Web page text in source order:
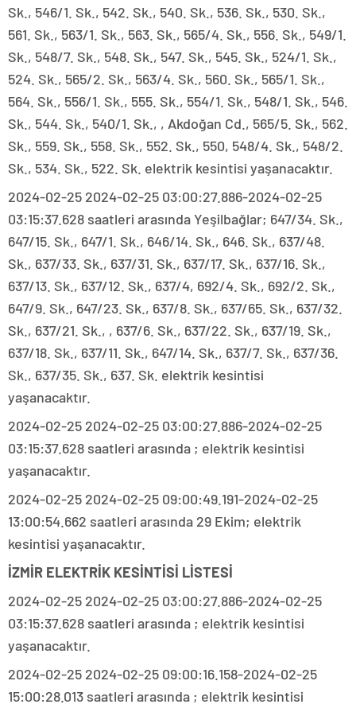
Sk., 546/1. Sk., 542. Sk., 540. Sk., 536. Sk., 530. Sk.,
561. Sk., 563/1. Sk., 563. Sk., 565/4. Sk., 556. Sk., 549/1.
Sk., 548/7. Sk., 548. Sk., 547. Sk., 545. Sk., 524/1. Sk.,
524. Sk., 565/2. Sk., 563/4. Sk., 560. Sk., 565/1. Sk.,
564. Sk., 556/1. Sk., 555. Sk., 554/1. Sk., 548/1. Sk., 546.
Sk., 544. Sk., 540/1. Sk., , Akdoğan Cd., 565/5. Sk., 562.
Sk., 559. Sk., 558. Sk., 552. Sk., 550, 548/4. Sk., 548/2.
Sk., 534. Sk., 522. Sk. elektrik kesintisi yaşanacaktır.
2024-02-25 2024-02-25 03:00:27.886-2024-02-25
03:15:37.628 saatleri arasında Yeşilbağlar; 647/34. Sk.,
647/15. Sk., 647/1. Sk., 646/14. Sk., 646. Sk., 637/48.
Sk., 637/33. Sk., 637/31. Sk., 637/17. Sk., 637/16. Sk.,
637/13. Sk., 637/12. Sk., 637/4, 692/4. Sk., 692/2. Sk.,
647/9. Sk., 647/23. Sk., 637/8. Sk., 637/65. Sk., 637/32.
Sk., 637/21. Sk., , 637/6. Sk., 637/22. Sk., 637/19. Sk.,
637/18. Sk., 637/11. Sk., 647/14. Sk., 637/7. Sk., 637/36.
Sk., 637/35. Sk., 637. Sk. elektrik kesintisi
yaşanacaktır.
2024-02-25 2024-02-25 03:00:27.886-2024-02-25
03:15:37.628 saatleri arasında ; elektrik kesintisi
yaşanacaktır.
2024-02-25 2024-02-25 09:00:49.191-2024-02-25
13:00:54.662 saatleri arasında 29 Ekim; elektrik
kesintisi yaşanacaktır.
İZMİR ELEKTRİK KESİNTİSİ LİSTESİ
2024-02-25 2024-02-25 03:00:27.886-2024-02-25
03:15:37.628 saatleri arasında ; elektrik kesintisi
yaşanacaktır.
2024-02-25 2024-02-25 09:00:16.158-2024-02-25
15:00:28.013 saatleri arasında ; elektrik kesintisi